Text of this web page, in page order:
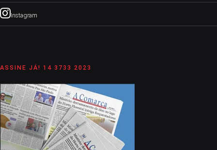
Instagram
ASSINE JÁ! 14 3733 2023